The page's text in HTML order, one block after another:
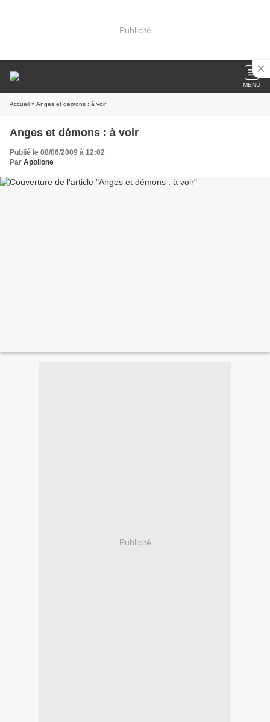
Publicité
MENU
Accueil » Anges et démons : à voir
Anges et démons : à voir
Publié le 08/06/2009 à 12:02
Par Apollone
Publicité